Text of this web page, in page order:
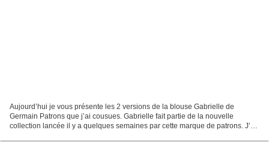
Aujourd’hui je vous présente les 2 versions de la blouse Gabrielle de
Germain Patrons que j’ai cousues. Gabrielle fait partie de la nouvelle
collection lancée il y a quelques semaines par cette marque de patrons. J’ai